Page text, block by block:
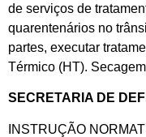
de serviços de
quarentenários no
partes, executar
Térmico (HT).
SECRETARIA DE
INSTRUÇÃO